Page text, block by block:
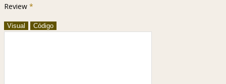
Review *
Visual Código